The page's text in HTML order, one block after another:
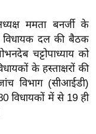
ममता बनर्जी के
विधायक दल की बैठक
चट्टोपाध्याय को
के हस्ताक्षरों की
विभाग (सीआईडी)
विधायकों में से 19 ही